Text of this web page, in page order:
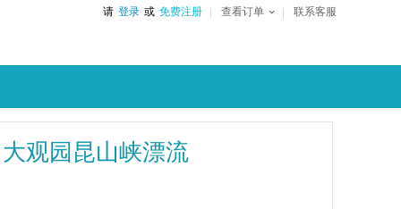
请 登录 或 免费注册 查看订单 联系客服
观园昆山峡漂流